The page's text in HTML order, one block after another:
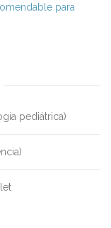
para
pediátrica)